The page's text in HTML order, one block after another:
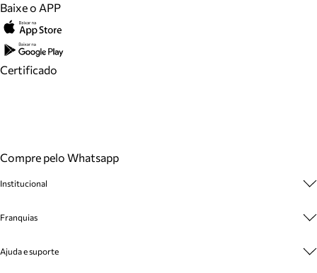
Baixe o APP
Certificado
Compre pelo Whatsapp
Institucional
Cashback
Venda Corporativa
Franquias
Plano de Negócio
Ajuda e suporte